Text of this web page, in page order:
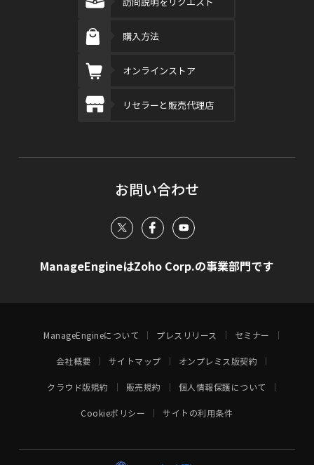
購入方法
オンラインストア
リセラーと販売代理店
お問い合わせ
ManageEngineはZoho Corp.の事業部門です
ManageEngineについて プレスリリース セミナー
会社概要 サイトマップ オンプレミス版契約
クラウド版規約 販売規約 個人情報保護について
Cookieポリシー サイトの利用条件